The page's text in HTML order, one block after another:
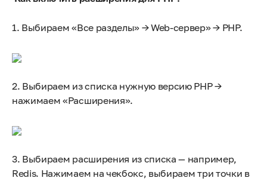
1. Выбираем «Все разделы» → Web-сервер» → PHP.
2. Выбираем из списка нужную версию PHP →
нажимаем «Расширения».
3. Выбираем расширения из списка — например,
Redis. Нажимаем на чекбокс, выбираем три точки в